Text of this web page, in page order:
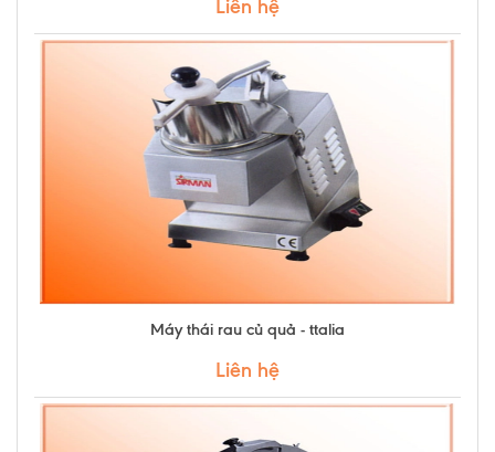
Liên hệ
Máy thái rau củ quả - ttalia
Liên hệ